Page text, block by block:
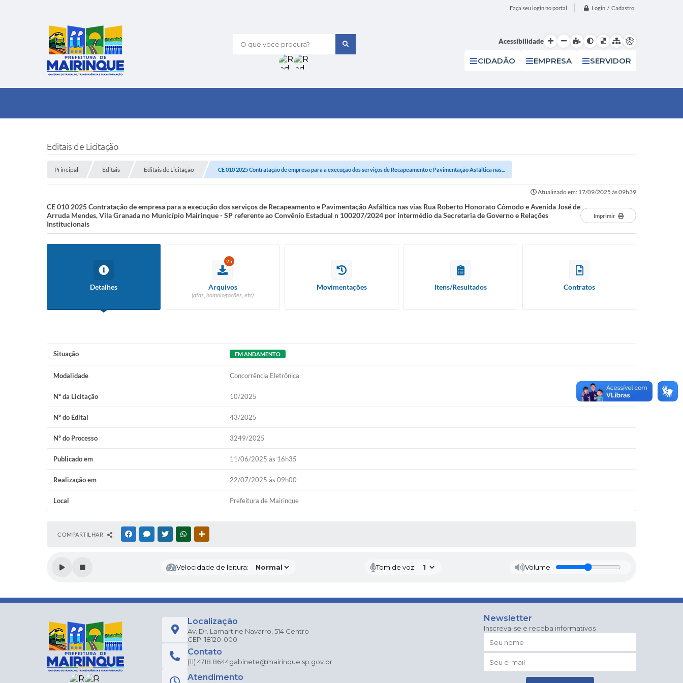
Faça seu login no portal Login / Cadastro
O que voce procura? Acessibilidade
CIDADÃO EMPRESA SERVIDOR
Editais de Licitação
Principal Editais Editais de Licitação CE 010 2025 Contratação de empresa para a execução dos serviços de Recapeamento e Pavimentação Asfáltica nas...
Atualizado em: 17/09/2025 às 09h39
CE 010 2025 Contratação de empresa para a execução dos serviços de Recapeamento e Pavimentação Asfáltica nas vias Rua Roberto Honorato Cômodo e Avenida José de
Arruda Mendes, Vila Granada no Município Mairinque - SP referente ao Convênio Estadual n 100207/2024 por intermédio da Secretaria de Governo e Relações
Institucionais
Imprimir
Detalhes
25
Arquivos
(atas, homologações, etc)
Movimentações Itens/Resultados Contratos
Situação EM ANDAMENTO
Modalidade Concorrência Eletrônica
Nº da Licitação 10/2025
Nº do Edital 43/2025
Nº do Processo 3249/2025
Publicado em 11/06/2025 às 16h35
Realização em 22/07/2025 às 09h00
Local Prefeitura de Mairinque
COMPARTILHAR FACEBOOKMESSENGER
TWITTERWHATSAPP
Velocidade de leitura: Tom de voz: Volume
Localização
Av. Dr. Lamartine Navarro, 514 Centro
CEP: 18120-000
Contato
(11) 4718.8644gabinete@mairinque.sp.gov.br
Atendimento
Newsletter
Inscreva-se e receba informativos